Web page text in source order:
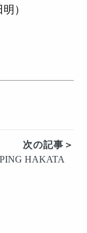
次の記事＞
HAKATA